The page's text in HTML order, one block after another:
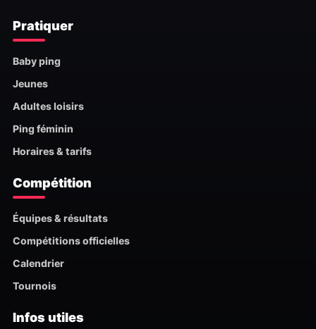
Pratiquer
Baby ping
Jeunes
Adultes loisirs
Ping féminin
Horaires & tarifs
Compétition
Équipes & résultats
Compétitions officielles
Calendrier
Tournois
Infos utiles